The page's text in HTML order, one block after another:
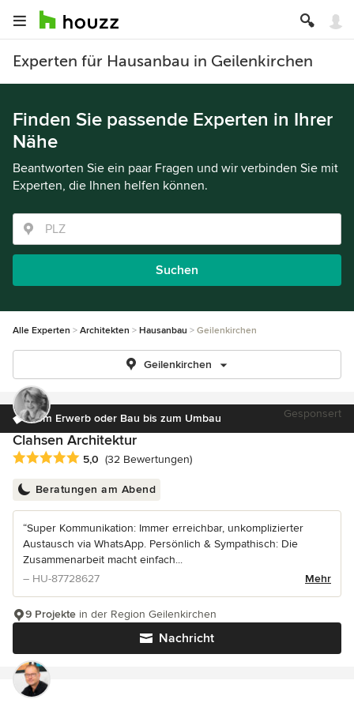
Experten für Hausanbau in Geilenkirchen
Finden Sie passende Experten in Ihrer
Nähe
Beantworten Sie ein paar Fragen und wir verbinden Sie mit
Experten, die Ihnen helfen können.
Suchen
Alle Experten Architekten Hausanbau Geilenkirchen
Geilenkirchen
Vom Erwerb oder Bau bis zum Umbau Gesponsert
Clahsen Architektur
Durchschnittliche Bewertung: 5 von 5 Sternen
5,0 (32 Bewertungen)
Beratungen am Abend
“Super Kommunikation: Immer erreichbar, unkomplizierter
Austausch via WhatsApp. Persönlich & Sympathisch: Die
Zusammenarbeit macht einfach...
– HU-87728627
Mehr
Nachricht
9 Projekte in der Region Geilenkirchen